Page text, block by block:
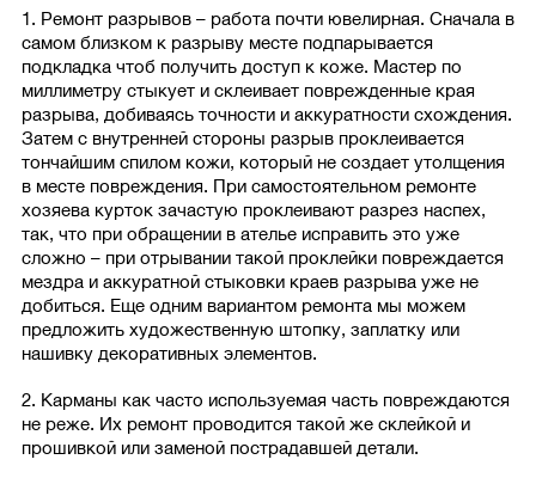
1. Ремонт разрывов – работа почти ювелирная. Сначала в
самом близком к разрыву месте подпарывается
подкладка чтоб получить доступ к коже. Мастер по
миллиметру стыкует и склеивает поврежденные края
разрыва, добиваясь точности и аккуратности схождения.
Затем с внутренней стороны разрыв проклеивается
тончайшим спилом кожи, который не создает утолщения
в месте повреждения. При самостоятельном ремонте
хозяева курток зачастую проклеивают разрез наспех,
так, что при обращении в ателье исправить это уже
сложно – при отрывании такой проклейки повреждается
мездра и аккуратной стыковки краев разрыва уже не
добиться. Еще одним вариантом ремонта мы можем
предложить художественную штопку, заплатку или
нашивку декоративных элементов.
2. Карманы как часто используемая часть повреждаются
не реже. Их ремонт проводится такой же склейкой и
прошивкой или заменой пострадавшей детали.